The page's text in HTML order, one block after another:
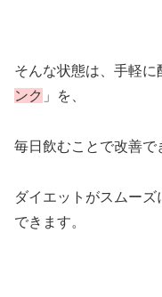
そんな状態は、手軽に
ンク 」を、
毎日飲むことで改善で
ダイエットがスムー
できます。